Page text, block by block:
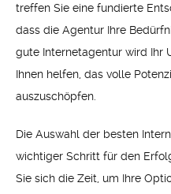
treffen Sie eine fundierte
dass die Agentur Ihre
gute Internetagentur wird Ihr
Ihnen helfen, das volle
auszuschöpfen.
Die Auswahl der besten
wichtiger Schritt für den
Sie sich die Zeit, um Ihre